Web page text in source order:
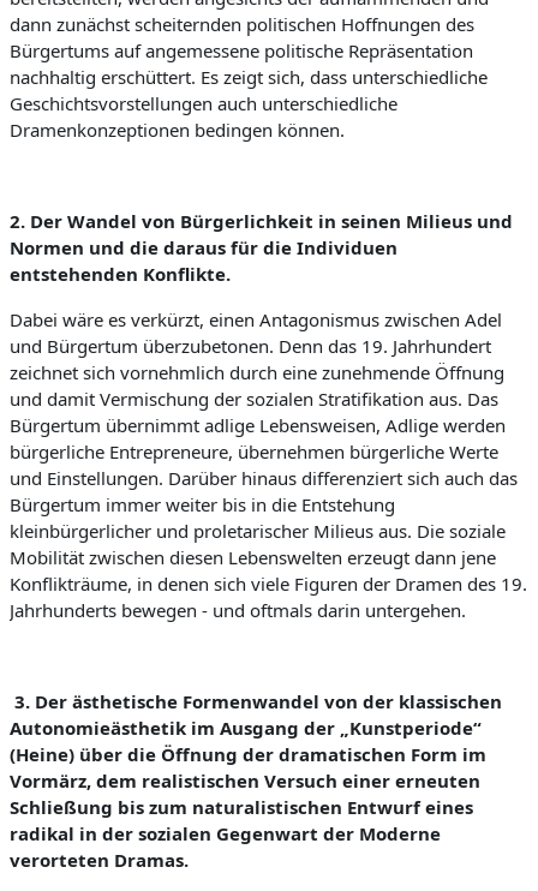
i
dann zunächst scheiternden politischen Hoffnungen des
Bürgertums auf angemessene politische Repräsentation
nachhaltig erschüttert. Es zeigt sich, dass unterschiedliche
Geschichtsvorstellungen auch unterschiedliche
Dramenkonzeptionen bedingen können.
2. Der Wandel von Bürgerlichkeit in seinen Milieus und
Normen und die daraus für die Individuen
entstehenden Konflikte.
Dabei wäre es verkürzt, einen Antagonismus zwischen Adel
und Bürgertum überzubetonen. Denn das 19. Jahrhundert
zeichnet sich vornehmlich durch eine zunehmende Öffnung
und damit Vermischung der sozialen Stratifikation aus. Das
Bürgertum übernimmt adlige Lebensweisen, Adlige werden
bürgerliche Entrepreneure, übernehmen bürgerliche Werte
und Einstellungen. Darüber hinaus differenziert sich auch das
Bürgertum immer weiter bis in die Entstehung
kleinbürgerlicher und proletarischer Milieus aus. Die soziale
Mobilität zwischen diesen Lebenswelten erzeugt dann jene
Konflikträume, in denen sich viele Figuren der Dramen des 19.
Jahrhunderts bewegen - und oftmals darin untergehen.
3. Der ästhetische Formenwandel von der klassischen
Autonomieästhetik im Ausgang der „Kunstperiode“
(Heine) über die Öffnung der dramatischen Form im
Vormärz, dem realistischen Versuch einer erneuten
Schließung bis zum naturalistischen Entwurf eines
radikal in der sozialen Gegenwart der Moderne
verorteten Dramas.